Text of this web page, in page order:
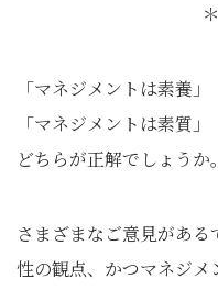
「マネジメントは素養」
「マネジメントは素質」
どちらが正解でしょうか。
さまざまなご意見があ
性の観点、かつマネジ